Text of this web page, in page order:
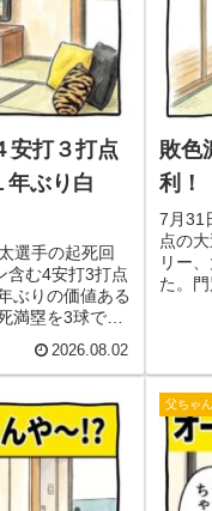
安打３打点
年ぶり白
選手の起死回
含む4安打3打点
ぶりの価値ある
満塁を3球で締
2026.08.02
敗色
利！
7月31
点の
リー
た。
父ちゃ